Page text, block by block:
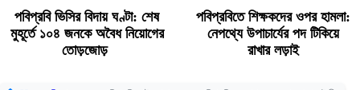
পবিপ্রবি ভিসির বিদায় ঘণ্টা: শেষ
মুহূর্তে ১০৪ জনকে অবৈধ নিয়োগের
তোড়জোড়
পবিপ্রবিতে শিক্ষকদের ওপর হামলা:
নেপথ্যে উপাচার্যের পদ টিকিয়ে
রাখার লড়াই